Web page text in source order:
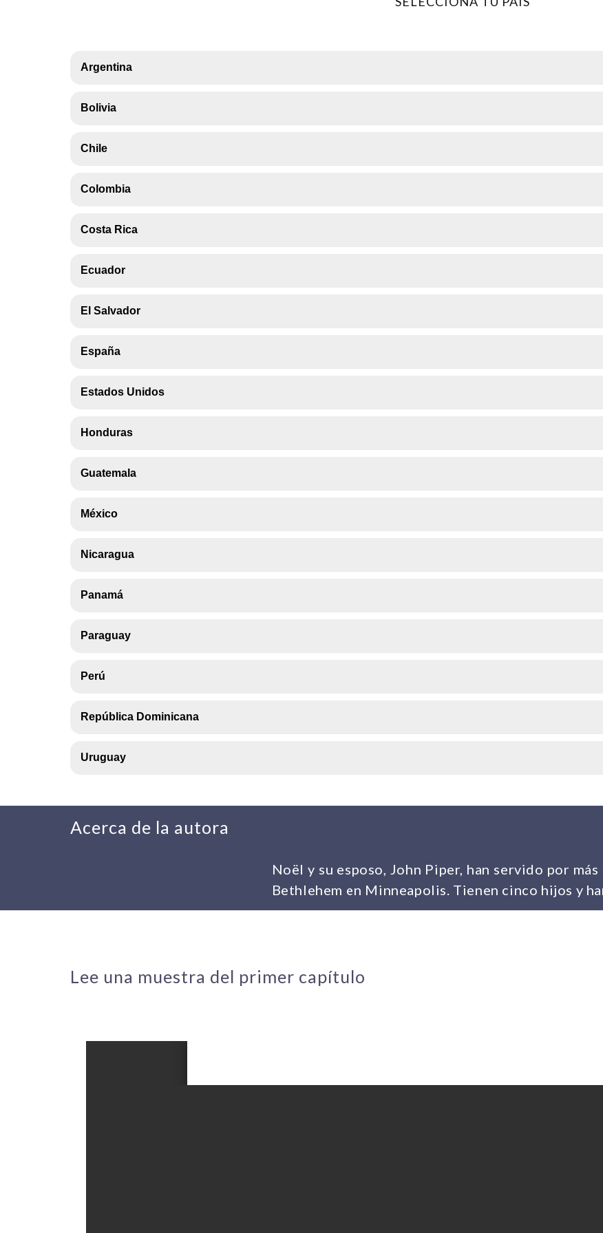
Argentina
Bolivia
Chile
Colombia
Costa Rica
Ecuador
El Salvador
España
Estados Unidos
Honduras
Guatemala
México
Nicaragua
Panamá
Paraguay
Perú
República Dominicana
Uruguay
Acerca de la autora
Noël y su esposo, John Piper, han servido por
Bethlehem en Minneapolis. Tienen cinco hijos y
Lee una muestra del primer capítulo